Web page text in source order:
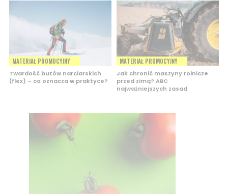
MATERIAŁ PROMOCYJNY
Twardość butów narciarskich
(flex) – co oznacza w praktyce?
MATERIAŁ PROMOCYJNY
Jak chronić maszyny rolnicze
przed zimą? ABC
najważniejszych zasad